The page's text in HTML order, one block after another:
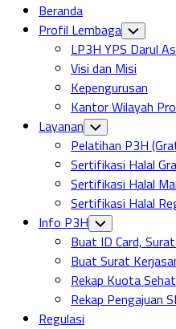
Beranda
Profil Lembaga Toggle
Child
Menu
LP3H YPS Darul
Visi dan Misi
Kepengurusan
Kantor Wilayah
Layanan Toggle
Child
Menu
Pelatihan P3H
Sertifikasi Halal
Sertifikasi Halal
Sertifikasi Halal
Info P3H Toggle
Child
Menu
Buat ID Card,
Buat Surat
Rekap Kuota
Rekap Pengajuan
Regulasi